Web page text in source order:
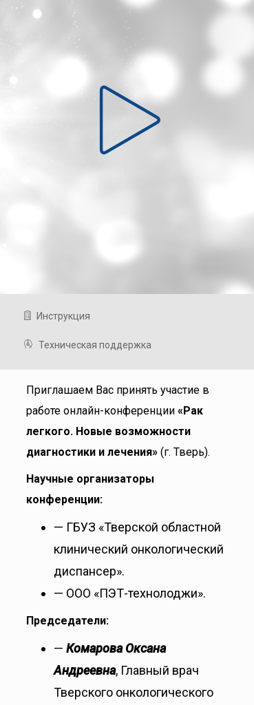
Инструкция
Техническая поддержка
Приглашаем Вас принять участие в
работе онлайн-конференции «Рак
легкого. Новые возможности
диагностики и лечения» (г. Тверь).
Научные организаторы
конференции:
— ГБУЗ «Тверской областной
клинический онкологический
диспансер».
— ООО «ПЭТ-технолоджи».
Председатели:
— Комарова Оксана
Андреевна, Главный врач
Тверского онкологического